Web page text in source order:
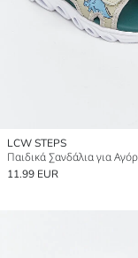
LCW STEPS
11.99 EUR